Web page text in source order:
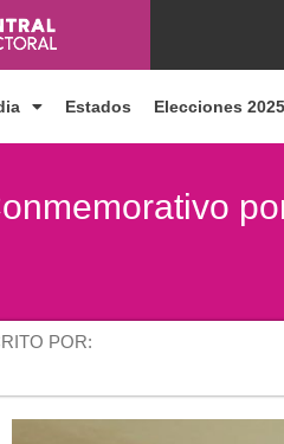
Estados Elecciones 2025
POR: